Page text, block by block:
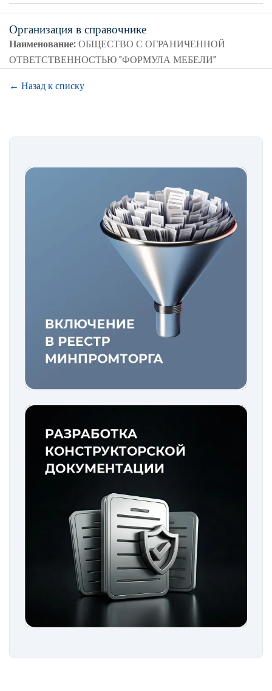
Организация в справочнике
Наименование:ОБЩЕСТВО С ОГРАНИЧЕННОЙ
ОТВЕТСТВЕННОСТЬЮ "ФОРМУЛА МЕБЕЛИ"
← Назад к списку